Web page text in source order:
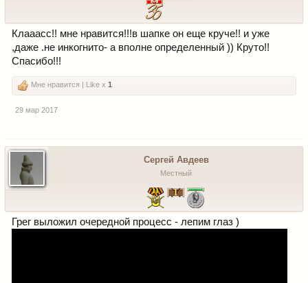
Клааасс!! мне нравится!!!в шапке он еще круче!! и уже
,даже .не инкогнито- а вполне определенный )) Круто!!
Спасибо!!!
Мне нравится | Like x 1
29 мар 2017
Сергей Авдеев
Местный
Грег выложил очередной процесс - лепим глаз )